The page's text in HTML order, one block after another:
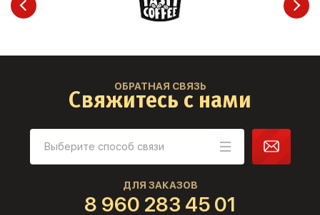
ОБРАТНАЯ СВЯЗЬ
Свяжитесь с нами
ДЛЯ ЗАКАЗОВ
8 960 283 45 01